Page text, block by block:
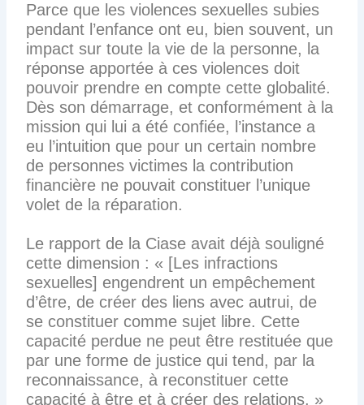
Parce que les violences sexuelles subies
pendant l’enfance ont eu, bien souvent, un
impact sur toute la vie de la personne, la
réponse apportée à ces violences doit
pouvoir prendre en compte cette globalité.
Dès son démarrage, et conformément à la
mission qui lui a été confiée, l’instance a
eu l’intuition que pour un certain nombre
de personnes victimes la contribution
financière ne pouvait constituer l’unique
volet de la réparation.
Le rapport de la Ciase avait déjà souligné
cette dimension : « [Les infractions
sexuelles] engendrent un empêchement
d’être, de créer des liens avec autrui, de
se constituer comme sujet libre. Cette
capacité perdue ne peut être restituée que
par une forme de justice qui tend, par la
reconnaissance, à reconstituer cette
capacité à être et à créer des relations. »